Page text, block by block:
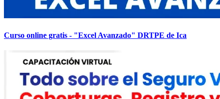
Curso online gratis - "Excel Avanzado" DRTPE de Ica